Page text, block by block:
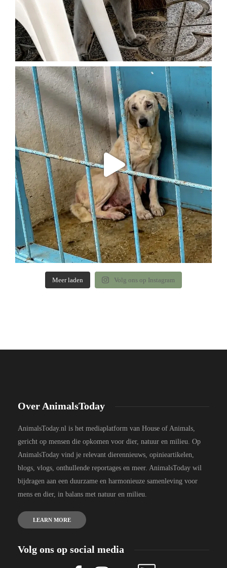
Meer laden Volg ons op Instagram
Over AnimalsToday
AnimalsToday.nl is het mediaplatform van House of Animals,
gericht op mensen die opkomen voor dier, natuur en milieu. Op
AnimalsToday vind je relevant dierennieuws, opinieartikelen,
blogs, vlogs, onthullende reportages en meer. AnimalsToday wil
bijdragen aan een duurzame en harmonieuze samenleving voor
mens en dier, in balans met natuur en milieu.
LEARN MORE
Volg ons op social media